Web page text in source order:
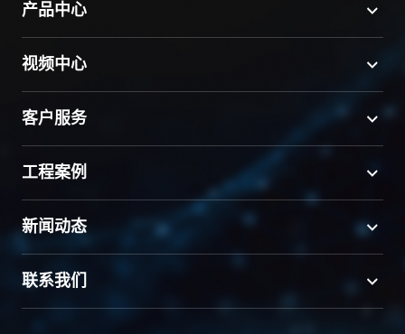
产品中心
视频中心
客户服务
工程案例
新闻动态
联系我们